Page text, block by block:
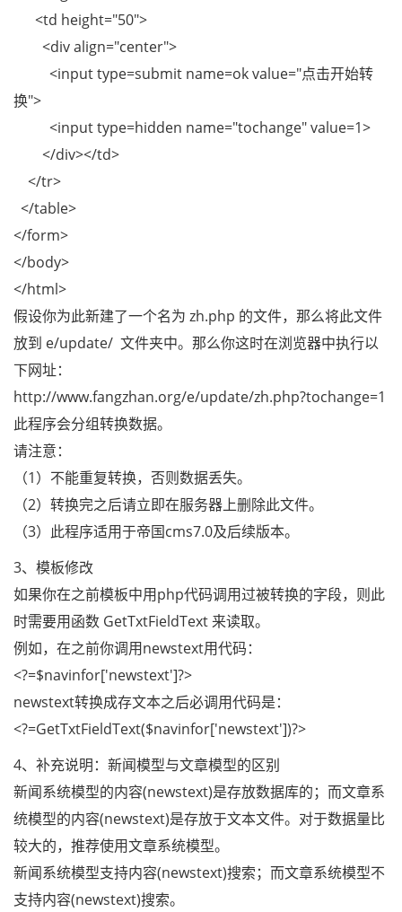
<td height="50">
<div align="center">
<input type=submit name=ok value="点击开始转
换">
<input type=hidden name="tochange" value=1>
</div></td>
</tr>
</table>
</form>
</body>
</html>
假设你为此新建了一个名为 zh.php 的文件，那么将此文件
放到 e/update/ 文件夹中。那么你这时在浏览器中执行以
下网址：
http://www.fangzhan.org/e/update/zh.php?tochange=1
此程序会分组转换数据。
请注意：
（1）不能重复转换，否则数据丢失。
（2）转换完之后请立即在服务器上删除此文件。
（3）此程序适用于帝国cms7.0及后续版本。
3、模板修改
如果你在之前模板中用php代码调用过被转换的字段，则此
时需要用函数 GetTxtFieldText 来读取。
例如，在之前你调用newstext用代码：
<?=$navinfor['newstext']?>
newstext转换成存文本之后必调用代码是：
<?=GetTxtFieldText($navinfor['newstext'])?>
4、补充说明：新闻模型与文章模型的区别
新闻系统模型的内容(newstext)是存放数据库的；而文章系
统模型的内容(newstext)是存放于文本文件。对于数据量比
较大的，推荐使用文章系统模型。
新闻系统模型支持内容(newstext)搜索；而文章系统模型不
支持内容(newstext)搜索。